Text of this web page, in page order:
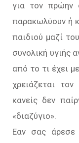
για τον πρώην
παρακωλύουν ή
παιδιού μαζί
συνολική υγιής
από το τι έχει
χρειάζεται
κανείς δεν
«διαζύγιο».
Εαν σας άρεσε